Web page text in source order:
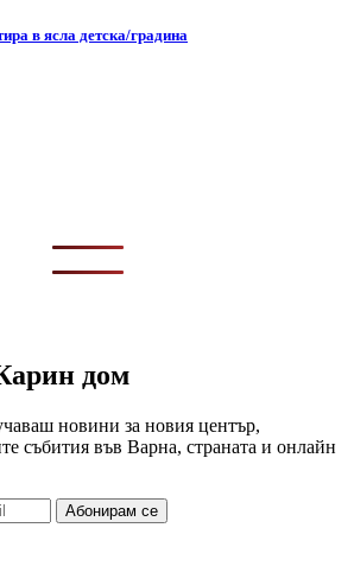
в ясла детска/градина
дом
новини за новия център,
събития във Варна, страната и онлайн
Абонирам се